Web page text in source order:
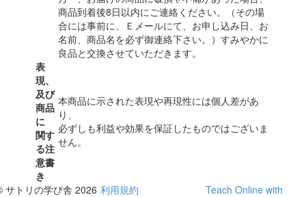
商品到着後8日以内にご連絡ください。（その場
合には事前に、Ｅメールにて、お申し込み日、お
名前、商品名を必ず御連絡下さい。）すみやかに
良品と交換させていただきます。
表
現、
及び
商品
に
関す
る注
意書
き
本商品に示された表現や再現性には個人差があ
り、
必ずしも利益や効果を保証したものではございま
せん。
サトリの学び舎 2026 利用規約
Teach Online with